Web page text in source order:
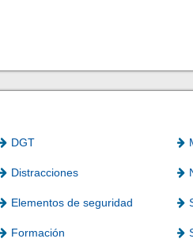
DGT
Distracciones
Elementos de seguridad
Formación